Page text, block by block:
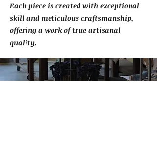
Each piece is created with exceptional
skill and meticulous craftsmanship,
offering a work of true artisanal
quality.